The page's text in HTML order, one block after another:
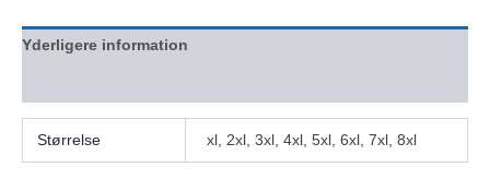
Yderligere information
Størrelse xl, 2xl, 3xl, 4xl, 5xl, 6xl, 7xl, 8xl